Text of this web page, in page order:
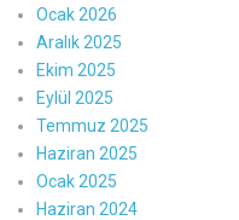
Ocak 2026
Aralık 2025
Ekim 2025
Eylül 2025
Temmuz 2025
Haziran 2025
Ocak 2025
Haziran 2024